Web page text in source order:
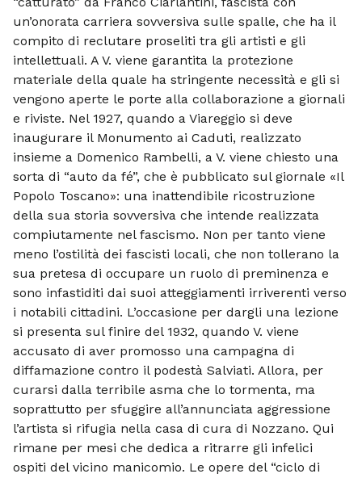
un’onorata carriera sovversiva sulle spalle, che ha il
compito di reclutare proseliti tra gli artisti e gli
intellettuali. A V. viene garantita la protezione
materiale della quale ha stringente necessità e gli si
vengono aperte le porte alla collaborazione a giornali
e riviste. Nel 1927, quando a Viareggio si deve
inaugurare il Monumento ai Caduti, realizzato
insieme a Domenico Rambelli, a V. viene chiesto una
sorta di “auto da fé”, che è pubblicato sul giornale «Il
Popolo Toscano»: una inattendibile ricostruzione
della sua storia sovversiva che intende realizzata
compiutamente nel fascismo. Non per tanto viene
meno l’ostilità dei fascisti locali, che non tollerano la
sua pretesa di occupare un ruolo di preminenza e
sono infastiditi dai suoi atteggiamenti irriverenti verso
i notabili cittadini. L’occasione per dargli una lezione
si presenta sul finire del 1932, quando V. viene
accusato di aver promosso una campagna di
diffamazione contro il podestà Salviati. Allora, per
curarsi dalla terribile asma che lo tormenta, ma
soprattutto per sfuggire all’annunciata aggressione
l’artista si rifugia nella casa di cura di Nozzano. Qui
rimane per mesi che dedica a ritrarre gli infelici
ospiti del vicino manicomio. Le opere del “ciclo di